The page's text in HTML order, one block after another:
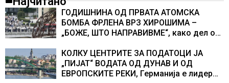
ГОДИШНИНА ОД ПРВАТА АТОМСКА
БОМБА ФРЛЕНА ВРЗ ХИРОШИМА –
„БОЖЕ, ШТО НАПРАВИВМЕ“, како дел од
учесниците во бомбардирањето го
доживуваа овој настан што го промени
текот на историјата
КОЛКУ ЦЕНТРИТЕ ЗА ПОДАТОЦИ ЈА
„ПИЈАТ“ ВОДАТА ОД ДУНАВ И ОД
ЕВРОПСКИТЕ РЕКИ, Германија е лидер